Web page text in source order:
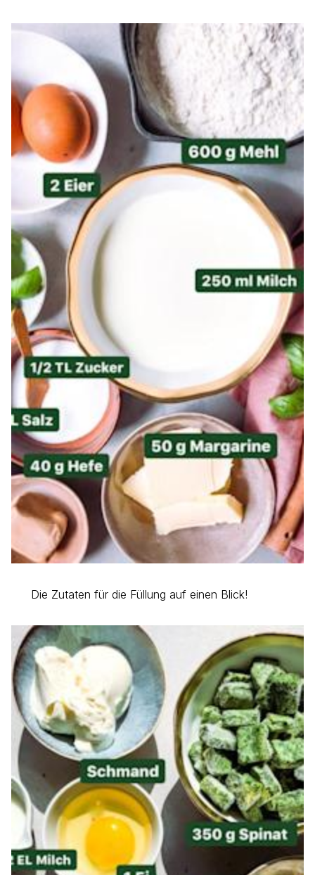
Die Zutaten für die Füllung auf einen Blick!